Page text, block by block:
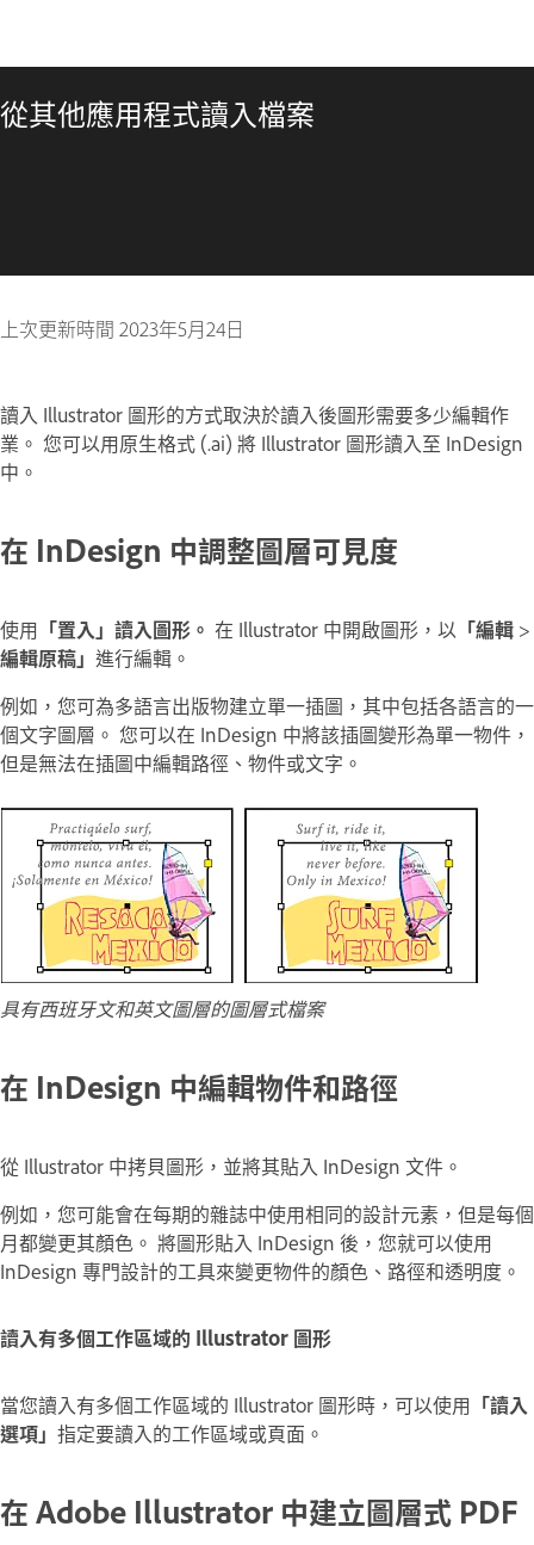
從其他應用程式讀入檔案
上次更新時間 2023年5月24日
讀入 Illustrator 圖形的方式取決於讀入後圖形需要多少編輯作
業。 您可以用原生格式 (.ai) 將 Illustrator 圖形讀入至 InDesign
中。
在 InDesign 中調整圖層可見度
使用 「置入」讀入圖形。 在 Illustrator 中開啟圖形，以 「編輯 >
編輯原稿」 進行編輯。
例如，您可為多語言出版物建立單一插圖，其中包括各語言的一
個文字圖層。 您可以在 InDesign 中將該插圖變形為單一物件，
但是無法在插圖中編輯路徑、物件或文字。
具有西班牙文和英文圖層的圖層式檔案
在 InDesign 中編輯物件和路徑
從 Illustrator 中拷貝圖形，並將其貼入 InDesign 文件。
例如，您可能會在每期的雜誌中使用相同的設計元素，但是每個
月都變更其顏色。 將圖形貼入 InDesign 後，您就可以使用
InDesign 專門設計的工具來變更物件的顏色、路徑和透明度。
讀入有多個工作區域的 Illustrator 圖形
當您讀入有多個工作區域的 Illustrator 圖形時，可以使用 「讀入
選項」 指定要讀入的工作區域或頁面。
在 Adobe Illustrator 中建立圖層式 PDF